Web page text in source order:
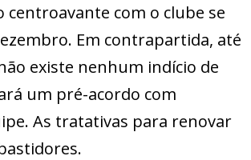
centroavante com o clube se
Em contrapartida, até
existe nenhum indício de
um pré-acordo com
As tratativas para renovar